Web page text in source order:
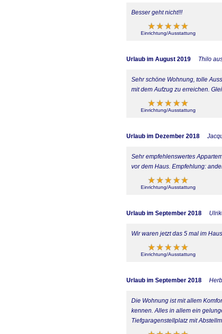
Besser geht nicht!!!
Einrichtung/Ausstattung
Urlaub im August 2019 Thilo
Sehr schöne Wohnung, tolle
mit dem Aufzug zu erreichen.
Einrichtung/Ausstattung
Urlaub im Dezember 2018
Sehr empfehlenswertes
vor dem Haus. Empfehlung:
Einrichtung/Ausstattung
Urlaub im September 2018
Wir waren jetzt das 5 mal im
Einrichtung/Ausstattung
Urlaub im September 2018
Die Wohnung ist mit allem
kennen. Alles in allem ein
Tiefgaragenstellplatz mit